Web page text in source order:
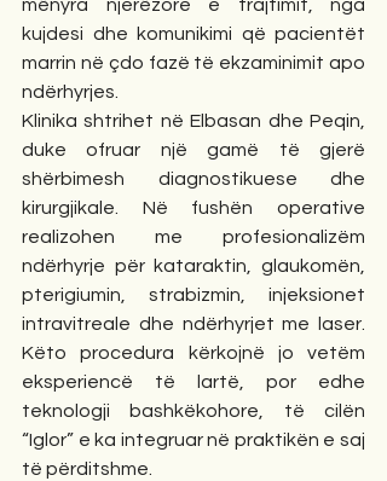
mënyra njerëzore e trajtimit, nga
kujdesi dhe komunikimi që pacientët
marrin në çdo fazë të ekzaminimit apo
ndërhyrjes.
Klinika shtrihet në Elbasan dhe Peqin,
duke ofruar një gamë të gjerë
shërbimesh diagnostikuese dhe
kirurgjikale. Në fushën operative
realizohen me profesionalizëm
ndërhyrje për kataraktin, glaukomën,
pterigiumin, strabizmin, injeksionet
intravitreale dhe ndërhyrjet me laser.
Këto procedura kërkojnë jo vetëm
eksperiencë të lartë, por edhe
teknologji bashkëkohore, të cilën
“Iglor” e ka integruar në praktikën e saj
të përditshme.